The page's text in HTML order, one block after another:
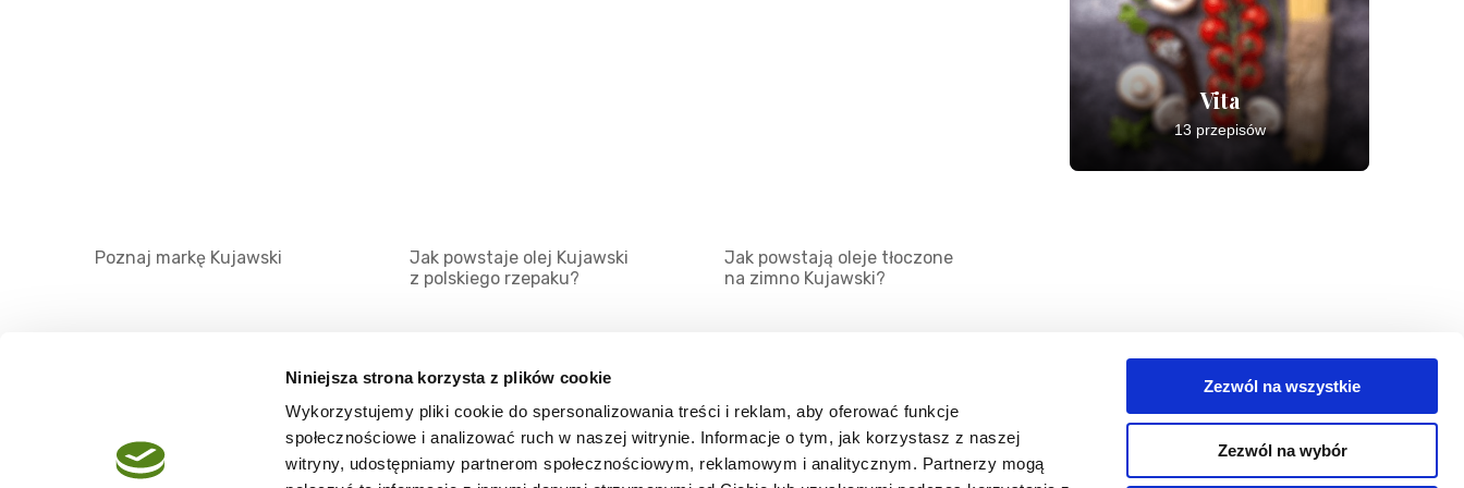
Niniejsza strona korzysta z plików cookie
Wykorzystujemy pliki cookie do spersonalizowania treści i reklam, aby oferować funkcje
społecznościowe i analizować ruch w naszej witrynie. Informacje o tym, jak korzystasz z naszej
witryny, udostępniamy partnerom społecznościowym, reklamowym i analitycznym. Partnerzy mogą
Zezwól na wszystkie
Zezwól na wybór
Vita
13 przepisów
Poznaj markę Kujawski
Jak powstaje olej Kujawski
z polskiego rzepaku?
Jak powstają oleje tłoczone
na zimno Kujawski?
Regulamin
Mapa serwisu
Kanały RSS
Kategorie
Kontakt